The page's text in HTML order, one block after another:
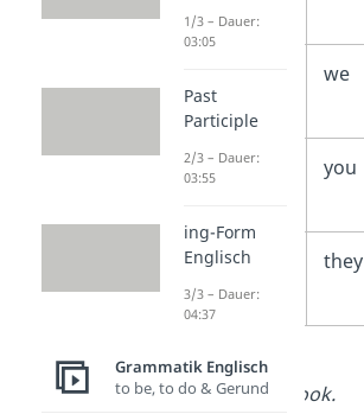
Singular
Plural
we
2. Person
you
3. Person
Plural
they
➡️ Beispiele:
Shereads a book.
1/3 – Dauer:
03:05
Past
Participle
2/3 – Dauer:
03:55
ing-Form
Englisch
3/3 – Dauer:
04:37
Grammatik Englisch
to be, to do & Gerund